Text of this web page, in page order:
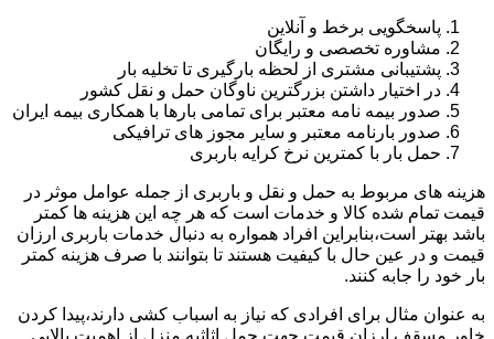
پاسخگویی برخط و آنلاین
مشاوره تخصصی و رایگان
پشتیبانی مشتری از لحظه بارگیری تا تخلیه بار
در اختیار داشتن بزرگترین ناوگان حمل و نقل کشور
صدور بیمه نامه معتبر برای تمامی بارها با همکاری بیمه ایران
صدور بارنامه معتبر و سایر مجوز های ترافیکی
حمل بار با کمترین نرخ کرایه باربری
هزینه های مربوط به حمل و نقل و باربری از جمله عوامل موثر در
قیمت تمام شده کالا و خدمات است که هر چه این هزینه ها کمتر
باشد بهتر است،بنابراین افراد همواره به دنبال خدمات باربری ارزان
قیمت و در عین حال با کیفیت هستند تا بتوانند با صرف هزینه کمتر
بار خود را جابه کنند.
به عنوان مثال برای افرادی که نیاز به اسباب کشی دارند،پیدا کردن